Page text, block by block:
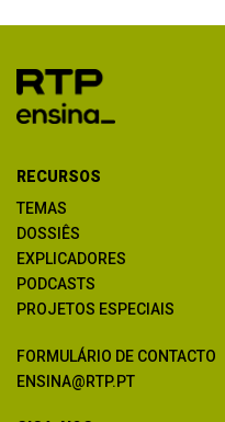
RECURSOS
TEMAS
DOSSIÊS
EXPLICADORES
PODCASTS
PROJETOS ESPECIAIS
FORMULÁRIO DE CONTACTO
ENSINA@RTP.PT